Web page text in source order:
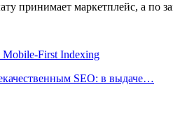
принимает маркетплейс, а
Mobile-First Indexing
SEO: в выдаче…